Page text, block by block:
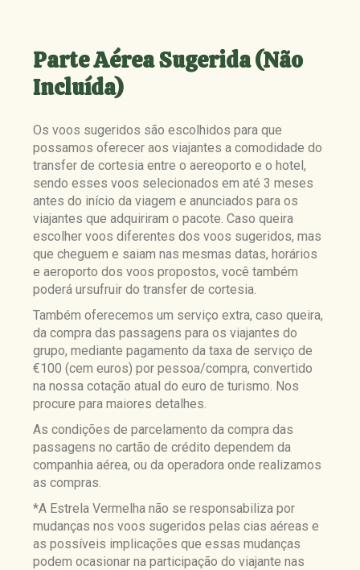
Parte Aérea Sugerida (Não
Incluída)
Os voos sugeridos são escolhidos para que
possamos oferecer aos viajantes a comodidade do
transfer de cortesia entre o aereoporto e o hotel,
sendo esses voos selecionados em até 3 meses
antes do início da viagem e anunciados para os
viajantes que adquiriram o pacote. Caso queira
escolher voos diferentes dos voos sugeridos, mas
que cheguem e saiam nas mesmas datas, horários
e aeroporto dos voos propostos, você também
poderá ursufruir do transfer de cortesia.
Também oferecemos um serviço extra, caso queira,
da compra das passagens para os viajantes do
grupo, mediante pagamento da taxa de serviço de
€100 (cem euros) por pessoa/compra, convertido
na nossa cotação atual do euro de turismo. Nos
procure para maiores detalhes.
As condições de parcelamento da compra das
passagens no cartão de crédito dependem da
companhia aérea, ou da operadora onde realizamos
as compras.
*A Estrela Vermelha não se responsabiliza por
mudanças nos voos sugeridos pelas cias aéreas e
as possíveis implicações que essas mudanças
podem ocasionar na participação do viajante nas